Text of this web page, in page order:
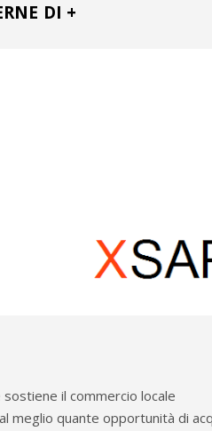
DI +
sostiene il commercio locale
meglio quante opportunità di